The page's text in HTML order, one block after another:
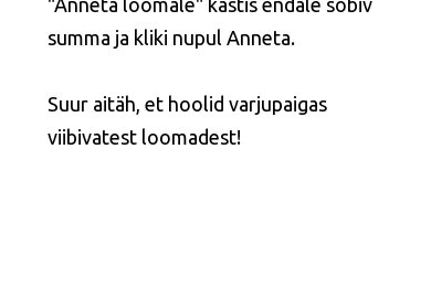
"Anneta loomale" kastis endale sobiv
summa ja kliki nupul Anneta.
Suur aitäh, et hoolid varjupaigas
viibivatest loomadest!